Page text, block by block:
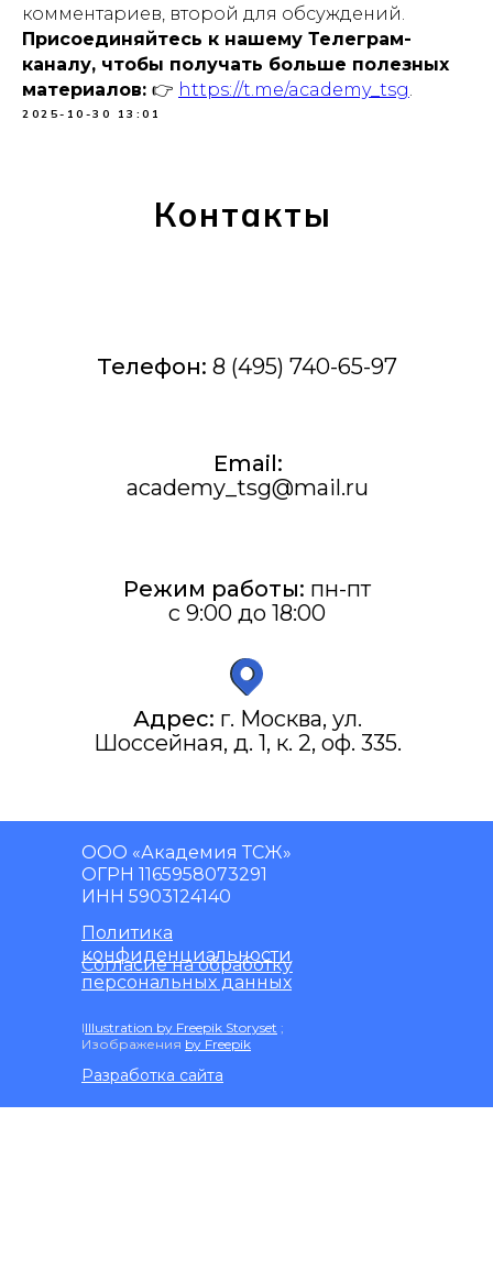
комментариев, второй для обсуждений.
Присоединяйтесь к нашему Телеграм-
каналу, чтобы получать больше полезных
материалов: 👉 https://t.me/academy_tsg.
2025-10-30 13:01
Контакты
Телефон: 8 (495) 740-65-97
Email:
academy_tsg@mail.ru
Режим работы: пн-пт
с 9:00 до 18:00
ООО «Академия ТСЖ»
ОГРН 1165958073291
ИНН 5903124140
Политика
конфиденциальности
Согласие на обработку
персональных данных
Разработка сайта
IIllustration by Freepik Storyset ;
Изображения by Freepik
Адрес: г. Москва, ул.
Шоссейная, д. 1, к. 2, оф. 335.